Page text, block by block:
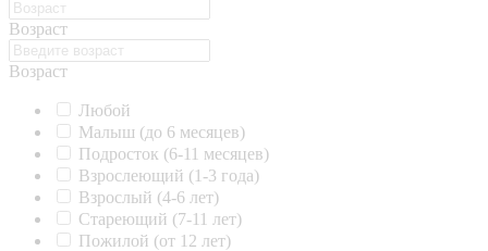
Возраст
Возраст
Любой
Малыш (до 6 месяцев)
Подросток (6-11 месяцев)
Взрослеющий (1-3 года)
Взрослый (4-6 лет)
Стареющий (7-11 лет)
Пожилой (от 12 лет)